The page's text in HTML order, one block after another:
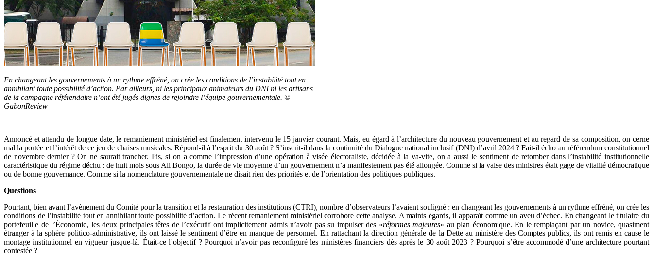
En changeant les gouvernements à un rythme effréné, on crée les conditions de l’instabilité tout en
annihilant toute possibilité d’action. Par ailleurs, ni les principaux animateurs du DNI ni les artisans
de la campagne référendaire n’ont été jugés dignes de rejoindre l’équipe gouvernementale. ©
GabonReview
Annoncé et attendu de longue date, le remaniement ministériel est finalement intervenu le 15 janvier courant. Mais, eu égard à l’architecture du nouveau gouvernement et au regard de sa composition, on cerne
mal la portée et l’intérêt de ce jeu de chaises musicales. Répond-il à l’esprit du 30 août ? S’inscrit-il dans la continuité du Dialogue national inclusif (DNI) d’avril 2024 ? Fait-il écho au référendum constitutionnel
de novembre dernier ? On ne saurait trancher. Pis, si on a comme l’impression d’une opération à visée électoraliste, décidée à la va-vite, on a aussi le sentiment de retomber dans l’instabilité institutionnelle
caractéristique du régime déchu : de huit mois sous Ali Bongo, la durée de vie moyenne d’un gouvernement n’a manifestement pas été allongée. Comme si la valse des ministres était gage de vitalité démocratique
ou de bonne gouvernance. Comme si la nomenclature gouvernementale ne disait rien des priorités et de l’orientation des politiques publiques.
Questions
Pourtant, bien avant l’avènement du Comité pour la transition et la restauration des institutions (CTRI), nombre d’observateurs l’avaient souligné : en changeant les gouvernements à un rythme effréné, on crée les
conditions de l’instabilité tout en annihilant toute possibilité d’action. Le récent remaniement ministériel corrobore cette analyse. A maints égards, il apparaît comme un aveu d’échec. En changeant le titulaire du
portefeuille de l’Économie, les deux principales têtes de l’exécutif ont implicitement admis n’avoir pas su impulser des «réformes majeures» au plan économique. En le remplaçant par un novice, quasiment
étranger à la sphère politico-administrative, ils ont laissé le sentiment d’être en manque de personnel. En rattachant la direction générale de la Dette au ministère des Comptes publics, ils ont remis en cause le
montage institutionnel en vigueur jusque-là. Était-ce l’objectif ? Pourquoi n’avoir pas reconfiguré les ministères financiers dès après le 30 août 2023 ? Pourquoi s’être accommodé d’une architecture pourtant
contestée ?